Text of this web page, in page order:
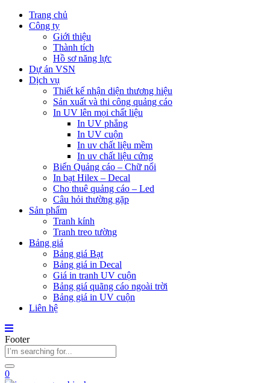
Trang chủ
Công ty
Giới thiệu
Thành tích
Hồ sơ năng lực
Dự án VSN
Dịch vụ
Thiết kế nhận diện thương hiệu
Sản xuất và thi công quảng cáo
In UV lên mọi chất liệu
In UV phẳng
In UV cuộn
In uv chất liệu mềm
In uv chất liệu cứng
Biển Quảng cáo – Chữ nổi
In bạt Hilex – Decal
Cho thuê quảng cáo – Led
Câu hỏi thường gặp
Sản phẩm
Tranh kính
Tranh treo tường
Bảng giá
Bảng giá Bạt
Bảng giá in Decal
Giá in tranh UV cuộn
Bảng giá quãng cáo ngoài trời
Bảng giá in UV cuộn
Liên hệ
Footer
0